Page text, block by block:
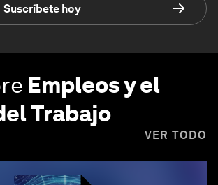
Suscríbete hoy
Empleos y el
Trabajo
VER TODO